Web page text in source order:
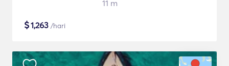
11 m
$1,263 /hari